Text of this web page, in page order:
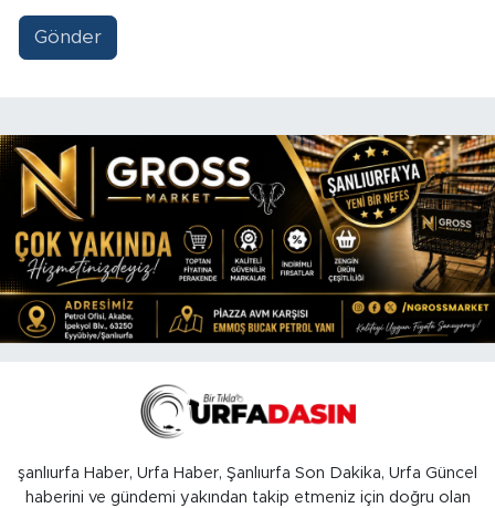
Gönder
şanlıurfa Haber, Urfa Haber, Şanlıurfa Son Dakika, Urfa Güncel
haberini ve gündemi yakından takip etmeniz için doğru olan